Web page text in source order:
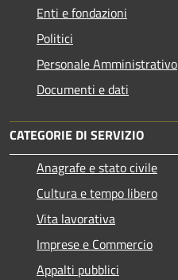
Enti e fondazioni
Politici
Personale Amministrativo
Documenti e dati
CATEGORIE DI SERVIZIO
Anagrafe e stato civile
Cultura e tempo libero
Vita lavorativa
Imprese e Commercio
Appalti pubblici